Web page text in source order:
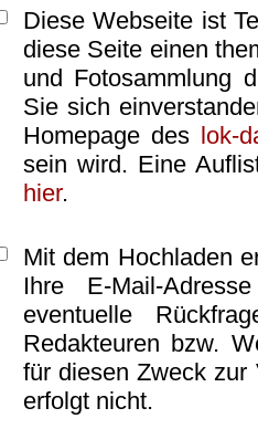
Diese Webseite ist
diese Seite einen
und Fotosammlung
Sie sich
Homepage des lok-
sein wird. Eine
hier.
Mit dem Hochladen
Ihre E-Mail-
eventuelle
Redakteuren bzw.
für diesen Zweck zur
erfolgt nicht.